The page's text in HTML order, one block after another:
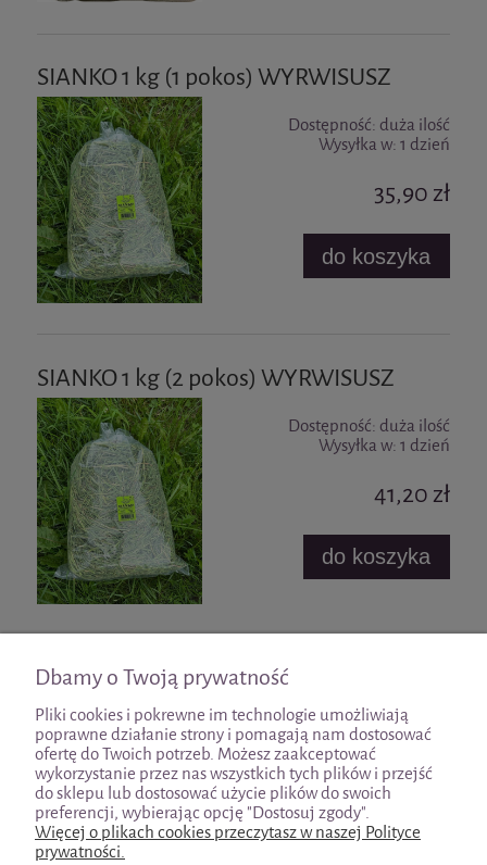
SIANKO 1 kg (1 pokos) WYRWISUSZ
Dostępność: duża ilość
Wysyłka w: 1 dzień
35,90 zł
do koszyka
SIANKO 1 kg (2 pokos) WYRWISUSZ
Dostępność: duża ilość
Wysyłka w: 1 dzień
41,20 zł
do koszyka
« 1 2 3
Pomoc
Dbamy o Twoją prywatność
Pliki cookies i pokrewne im technologie umożliwiają
poprawne działanie strony i pomagają nam dostosować
ofertę do Twoich potrzeb. Możesz zaakceptować
wykorzystanie przez nas wszystkich tych plików i przejść
do sklepu lub dostosować użycie plików do swoich
preferencji, wybierając opcję "Dostosuj zgody".
Więcej o plikach cookies przeczytasz w naszej Polityce
prywatności.